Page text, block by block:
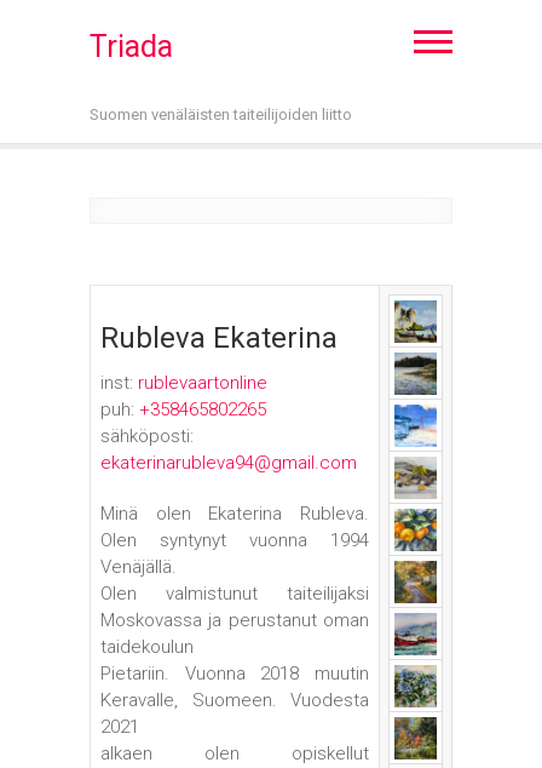
Triada
Suomen venäläisten taiteilijoiden liitto
Rubleva Ekaterina
inst: rublevaartonline
puh: +358465802265
sähköposti:
ekaterinarubleva94@gmail.com
Minä olen Ekaterina Rubleva.
Olen syntynyt vuonna 1994
Venäjällä.
Olen valmistunut taiteilijaksi
Moskovassa ja perustanut oman
taidekoulun
Pietariin. Vuonna 2018 muutin
Keravalle, Suomeen. Vuodesta
2021
alkaen olen opiskellut